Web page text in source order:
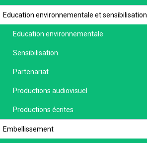
Education environnementale et sensibilisation
Education environnementale
Sensibilisation
Partenariat
Productions audiovisuel
Productions écrites
Embellissement